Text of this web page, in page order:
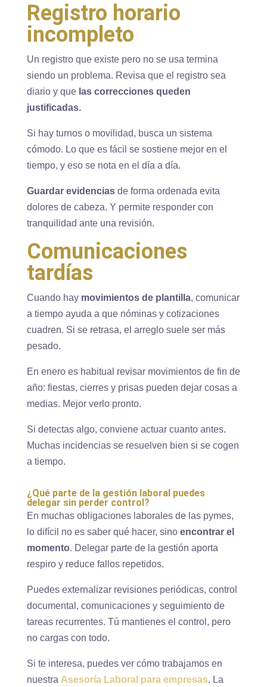
Registro horario
incompleto
Un registro que existe pero no se usa termina
siendo un problema. Revisa que el registro sea
diario y que las correcciones queden
justificadas.
Si hay turnos o movilidad, busca un sistema
cómodo. Lo que es fácil se sostiene mejor en el
tiempo, y eso se nota en el día a día.
Guardar evidencias de forma ordenada evita
dolores de cabeza. Y permite responder con
tranquilidad ante una revisión.
Comunicaciones
tardías
Cuando hay movimientos de plantilla, comunicar
a tiempo ayuda a que nóminas y cotizaciones
cuadren. Si se retrasa, el arreglo suele ser más
pesado.
En enero es habitual revisar movimientos de fin de
año: fiestas, cierres y prisas pueden dejar cosas a
medias. Mejor verlo pronto.
Si detectas algo, conviene actuar cuanto antes.
Muchas incidencias se resuelven bien si se cogen
a tiempo.
¿Qué parte de la gestión laboral puedes
delegar sin perder control?
En muchas obligaciones laborales de las pymes,
lo difícil no es saber qué hacer, sino encontrar el
momento. Delegar parte de la gestión aporta
respiro y reduce fallos repetidos.
Puedes externalizar revisiones periódicas, control
documental, comunicaciones y seguimiento de
tareas recurrentes. Tú mantienes el control, pero
no cargas con todo.
Si te interesa, puedes ver cómo trabajamos en
nuestra Asesoría Laboral para empresas. La